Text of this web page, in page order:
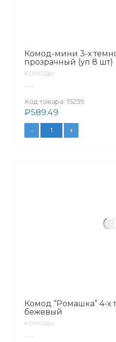
Комод-мини 3-х
прозрачный (уп 8 шт)
КОМОДЫ
Код товара: 15239
₽589.49
Комод “Ромашка” 4-х
бежевый
КОМОДЫ